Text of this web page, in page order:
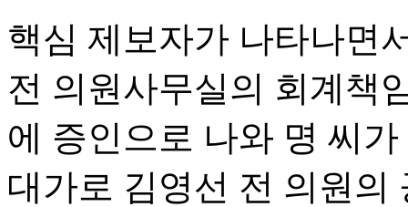
핵심 제보자가 나타나면
전 의원사무실의 회계책
에 증인으로 나와 명 씨
대가로 김영선 전 의원의